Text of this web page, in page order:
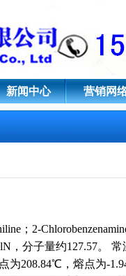
新闻中心 营销网
；2-
，分子量约127.57。
为208.84℃，熔点为-